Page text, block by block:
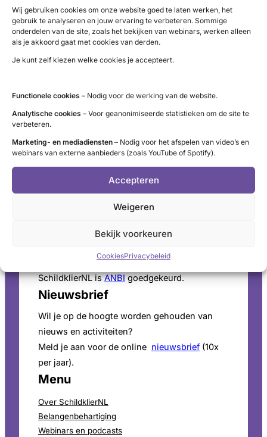
Wij gebruiken cookies om onze website goed te laten werken, het
gebruik te analyseren en jouw ervaring te verbeteren. Sommige
onderdelen van de site, zoals het bekijken van webinars, werken alleen
als je akkoord gaat met cookies van derden.
Je kunt zelf kiezen welke cookies je accepteert.
Functionele cookies – Nodig voor de werking van de website.
Analytische cookies – Voor geanonimiseerde statistieken om de site te
verbeteren.
Marketing- en mediadiensten – Nodig voor het afspelen van video’s en
webinars van externe aanbieders (zoals YouTube of Spotify).
Accepteren
Weigeren
Bekijk voorkeuren
CookiesPrivacybeleid
Contact
tel. 085 – 489 12 36
info@schildklier.nl
Postbus 60, 3940 AB Doorn
Schildkliertelefoon
Voor een luisterend oor, informatie en
vragen. Ga naar deopeningstijden
perspagina.
SchildklierNL isANBIgoedgekeurd.
Nieuwsbrief
Wil je op de hoogte worden gehouden van
nieuws en activiteiten?
Meld je aan voor de online nieuwsbrief (10x
per jaar).
Menu
Over SchildklierNL
Belangenbehartiging
Webinars en podcasts